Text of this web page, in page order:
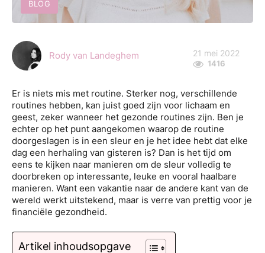
BLOG
Rody van Landeghem 21 mei 2022
1416
Er is niets mis met routine. Sterker nog, verschillende
routines hebben, kan juist goed zijn voor lichaam en
geest, zeker wanneer het gezonde routines zijn. Ben je
echter op het punt aangekomen waarop de routine
doorgeslagen is in een sleur en je het idee hebt dat elke
dag een herhaling van gisteren is? Dan is het tijd om
eens te kijken naar manieren om de sleur volledig te
doorbreken op interessante, leuke en vooral haalbare
manieren. Want een vakantie naar de andere kant van de
wereld werkt uitstekend, maar is verre van prettig voor je
financiële gezondheid.
Artikel inhoudsopgave